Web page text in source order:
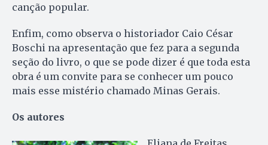
canção popular.
Enfim, como observa o historiador Caio César
Boschi na apresentação que fez para a segunda
seção do livro, o que se pode dizer é que toda esta
obra é um convite para se conhecer um pouco
mais esse mistério chamado Minas Gerais.
Os autores